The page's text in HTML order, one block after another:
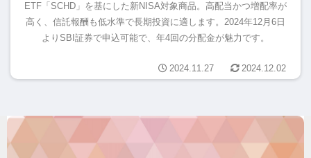
ETF「SCHD」を基にした新NISA対象商品。高配当かつ増配率が
高く、信託報酬も低水準で長期投資に適します。2024年12月6日
よりSBI証券で申込可能で、年4回の分配金が魅力です。
2024.11.27 2024.12.02